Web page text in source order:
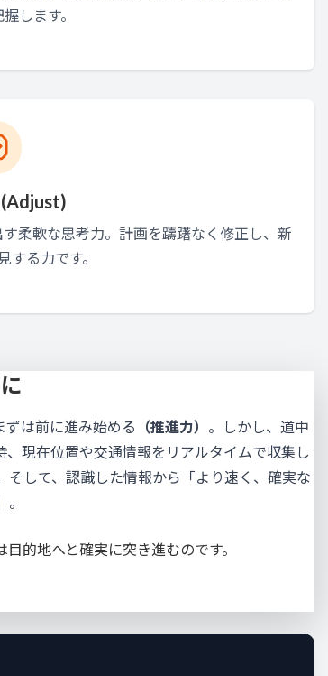
します。
柔軟な思考力。計画を躊躇なく修正し、新
する力です。
ずは前に進み始める （推進力） 。しかし、道中
現在位置や交通情報をリアルタイムで収集し
そして、認識した情報から「より速く、確実な
。
的地へと確実に突き進むのです。